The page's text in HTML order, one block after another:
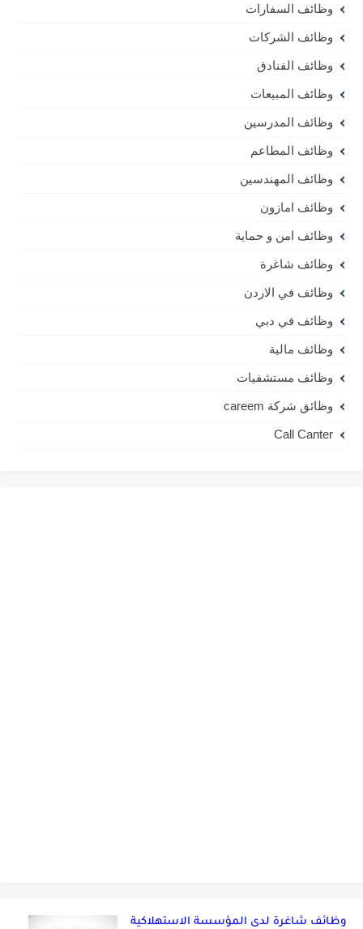
وظائف السفارات
وظائف الشركات
وظائف الفنادق
وظائف المبيعات
وظائف المدرسين
وظائف المطاعم
وظائف المهندسين
وظائف امازون
وظائف امن و حماية
وظائف شاغرة
وظائف في الاردن
وظائف في دبي
وظائف مالية
وظائف مستشفيات
وظائق شركة careem
Call Canter
وظائف شاغرة لدى المؤسسة الاستهلاكية